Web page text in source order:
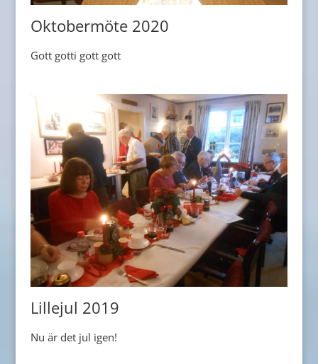
Oktobermöte 2020
Gott gotti gott gott
Lillejul 2019
Nu är det jul igen!